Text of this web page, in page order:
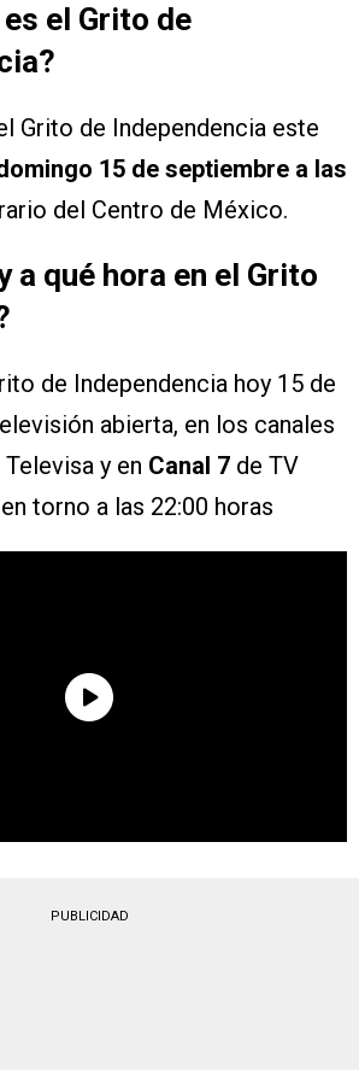
el Grito de
Grito de Independencia este
15 de septiembre a las
del Centro de México.
a qué hora en el Grito
de Independencia hoy 15 de
abierta, en los canales
y en Canal 7 de TV
torno a las 22:00 horas
PUBLICIDAD